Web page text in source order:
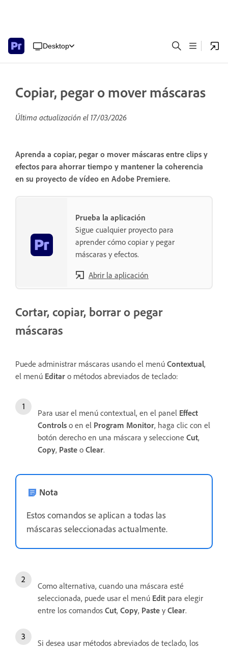
Desktop
Copiar, pegar o mover máscaras
Última actualización el 17/03/2026
Aprenda a copiar, pegar o mover máscaras entre clips y
efectos para ahorrar tiempo y mantener la coherencia
en su proyecto de vídeo en Adobe Premiere.
Prueba la aplicación
Sigue cualquier proyecto para
aprender cómo copiar y pegar
máscaras y efectos.
Abrir la aplicación
Cortar, copiar, borrar o pegar
máscaras
Puede administrar máscaras usando el menú Contextual,
el menú Editar o métodos abreviados de teclado:
Para usar el menú contextual, en el panel Effect
Controls o en el Program Monitor, haga clic con el
botón derecho en una máscara y seleccione Cut,
Copy, Paste o Clear.
Nota
Estos comandos se aplican a todas las
máscaras seleccionadas actualmente.
Como alternativa, cuando una máscara esté
seleccionada, puede usar el menú Edit para elegir
entre los comandos Cut, Copy, Paste y Clear.
Si desea usar métodos abreviados de teclado, los